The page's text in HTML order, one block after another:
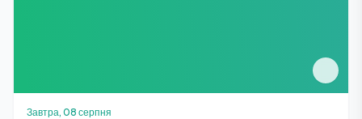
Завтра, 08 серпня